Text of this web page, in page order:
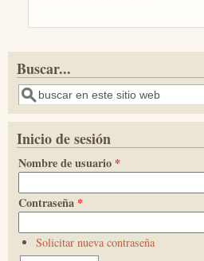
Buscar...
Buscar
Inicio de sesión
Nombre de usuario *
Contraseña *
Solicitar nueva contraseña